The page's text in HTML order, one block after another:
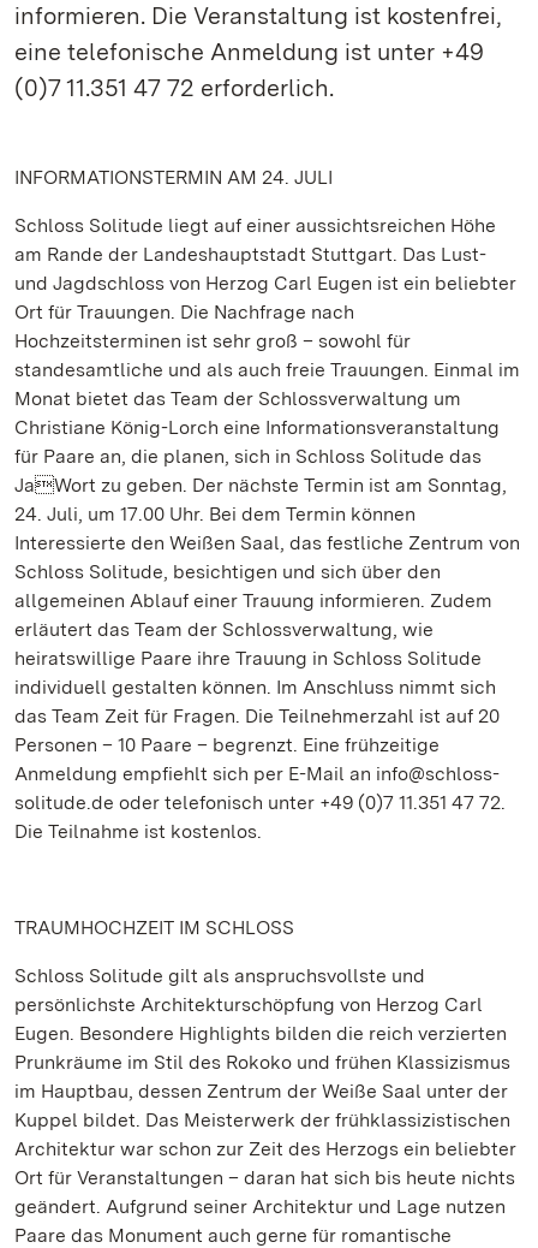
informieren. Die Veranstaltung ist kostenfrei,
eine telefonische Anmeldung ist unter +49
(0)7 11.351 47 72 erforderlich.
INFORMATIONSTERMIN AM 24. JULI
Schloss Solitude liegt auf einer aussichtsreichen Höhe
am Rande der Landeshauptstadt Stuttgart. Das Lust-
und Jagdschloss von Herzog Carl Eugen ist ein beliebter
Ort für Trauungen. Die Nachfrage nach
Hochzeitsterminen ist sehr groß – sowohl für
standesamtliche und als auch freie Trauungen. Einmal im
Monat bietet das Team der Schlossverwaltung um
Christiane König-Lorch eine Informationsveranstaltung
für Paare an, die planen, sich in Schloss Solitude das
JaWort zu geben. Der nächste Termin ist am Sonntag,
24. Juli, um 17.00 Uhr. Bei dem Termin können
Interessierte den Weißen Saal, das festliche Zentrum von
Schloss Solitude, besichtigen und sich über den
allgemeinen Ablauf einer Trauung informieren. Zudem
erläutert das Team der Schlossverwaltung, wie
heiratswillige Paare ihre Trauung in Schloss Solitude
individuell gestalten können. Im Anschluss nimmt sich
das Team Zeit für Fragen. Die Teilnehmerzahl ist auf 20
Personen – 10 Paare – begrenzt. Eine frühzeitige
Anmeldung empfiehlt sich per E-Mail an info@schloss-
solitude.de oder telefonisch unter +49 (0)7 11.351 47 72.
Die Teilnahme ist kostenlos.
TRAUMHOCHZEIT IM SCHLOSS
Schloss Solitude gilt als anspruchsvollste und
persönlichste Architekturschöpfung von Herzog Carl
Eugen. Besondere Highlights bilden die reich verzierten
Prunkräume im Stil des Rokoko und frühen Klassizismus
im Hauptbau, dessen Zentrum der Weiße Saal unter der
Kuppel bildet. Das Meisterwerk der frühklassizistischen
Architektur war schon zur Zeit des Herzogs ein beliebter
Ort für Veranstaltungen – daran hat sich bis heute nichts
geändert. Aufgrund seiner Architektur und Lage nutzen
Paare das Monument auch gerne für romantische